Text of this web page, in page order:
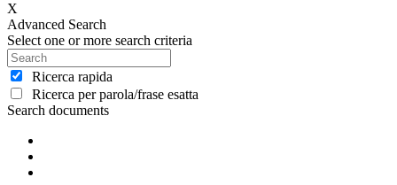
X
Advanced Search
Select one or more search criteria
Ricerca rapida
Ricerca per parola/frase esatta
Search documents